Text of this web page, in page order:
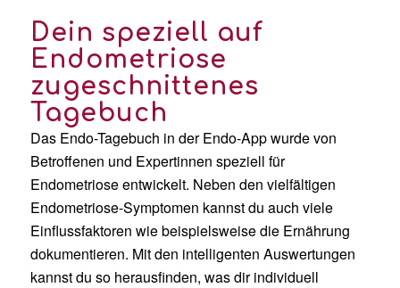
Dein speziell auf
Endometriose
zugeschnittenes
Tagebuch
Das Endo-Tagebuch in der Endo-App wurde von
Betroffenen und Expertinnen speziell für
Endometriose entwickelt. Neben den vielfältigen
Endometriose-Symptomen kannst du auch viele
Einflussfaktoren wie beispielsweise die Ernährung
dokumentieren. Mit den intelligenten Auswertungen
kannst du so herausfinden, was dir individuell